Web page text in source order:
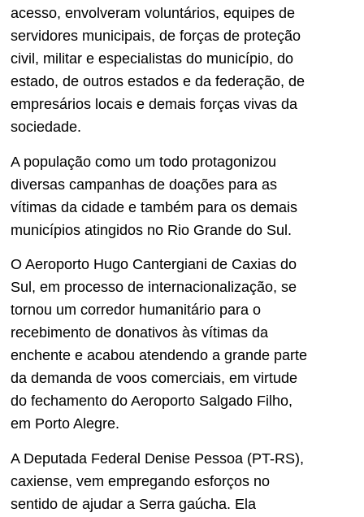
acesso, envolveram voluntários, equipes de
servidores municipais, de forças de proteção
civil, militar e especialistas do município, do
estado, de outros estados e da federação, de
empresários locais e demais forças vivas da
sociedade.
A população como um todo protagonizou
diversas campanhas de doações para as
vítimas da cidade e também para os demais
municípios atingidos no Rio Grande do Sul.
O Aeroporto Hugo Cantergiani de Caxias do
Sul, em processo de internacionalização, se
tornou um corredor humanitário para o
recebimento de donativos às vítimas da
enchente e acabou atendendo a grande parte
da demanda de voos comerciais, em virtude
do fechamento do Aeroporto Salgado Filho,
em Porto Alegre.
A Deputada Federal Denise Pessoa (PT-RS),
caxiense, vem empregando esforços no
sentido de ajudar a Serra gaúcha. Ela